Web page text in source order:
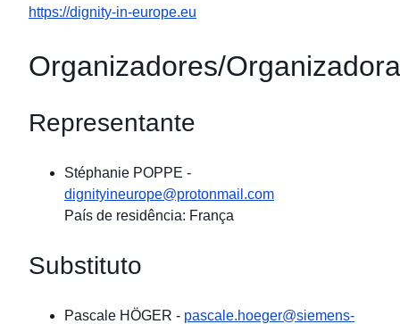
https://dignity-in-europe.eu
Organizadores/
Representante
Stéphanie POPPE -
dignityineurope@protonmail.com
País de residência: França
Substituto
Pascale HÖGER - pascale.hoeger@siemens-